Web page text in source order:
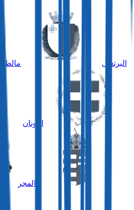
البرتغال مالطا
اليونان
المجر